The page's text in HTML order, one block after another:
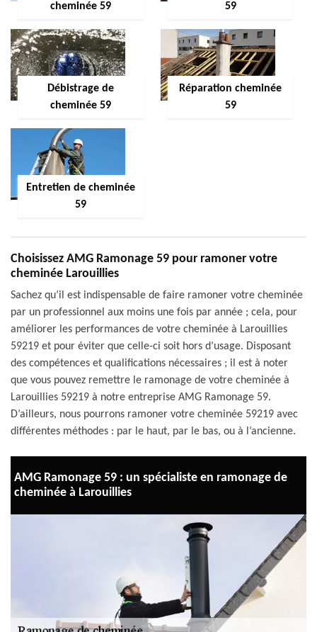
cheminée 59
59
Débistrage de
cheminée 59
Réparation cheminée
59
Entretien de cheminée
59
Choisissez AMG Ramonage 59 pour ramoner votre
cheminée Larouillies
Sachez qu’il est indispensable de faire ramoner votre cheminée
par un professionnel aux moins une fois par année ; cela, pour
améliorer les performances de votre cheminée à Larouillies
59219 et pour éviter que celle-ci soit hors d’usage. Disposant
des compétences et qualifications nécessaires ; il est à noter
que vous pouvez remettre le ramonage de votre cheminée à
Larouillies 59219 à notre entreprise AMG Ramonage 59.
D’ailleurs, nous pourrons ramoner votre cheminée 59219 avec
différentes méthodes : par le haut, par le bas, ou à l’ancienne.
AMG Ramonage 59 : un spécialiste en ramonage de
cheminée à Larouillies